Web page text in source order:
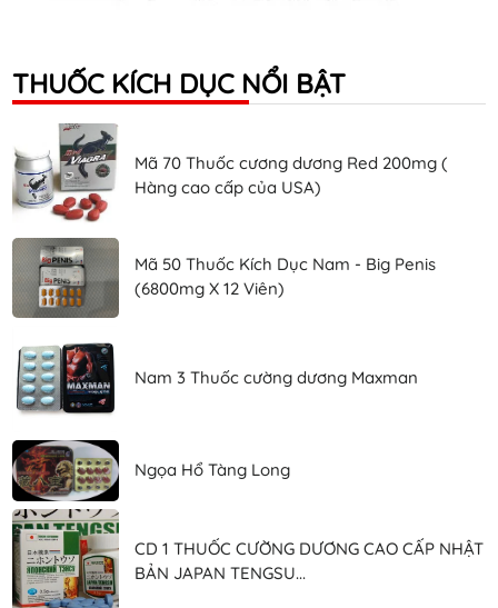
THUỐC KÍCH DỤC NỔI BẬT
Mã 70 Thuốc cương dương Red 200mg (
Hàng cao cấp của USA)
Mã 50 Thuốc Kích Dục Nam - Big Penis
(6800mg X 12 Viên)
Nam 3 Thuốc cường dương Maxman
Ngọa Hổ Tàng Long
CD 1 THUỐC CƯỜNG DƯƠNG CAO CẤP NHẬT
BẢN JAPAN TENGSU...